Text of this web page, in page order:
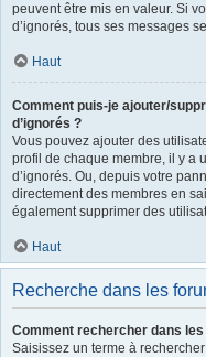
peuvent être mis en valeur. Si
d’ignorés, tous ses messages
Haut
Comment puis-je ajouter/
d’ignorés ?
Vous pouvez ajouter des
profil de chaque membre, il y a
d’ignorés. Ou, depuis votre
directement des membres en
également supprimer des
Haut
Recherche dans les
Comment rechercher dans
Saisissez un terme à